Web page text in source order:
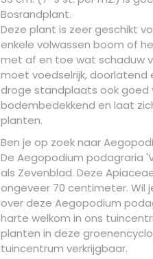
Bosrandplant.
Deze plant is zeer geschikt
enkele volwassen boom of
met af en toe wat schaduw
moet voedselrijk, doorlatend
droge standplaats ook goed
bodembedekkend en laat
planten.
Ben je op zoek naar
De Aegopodium podagraria
als Zevenblad. Deze
ongeveer 70 centimeter.
over deze Aegopodium
harte welkom in ons
planten in deze
tuincentrum verkrijgbaar.